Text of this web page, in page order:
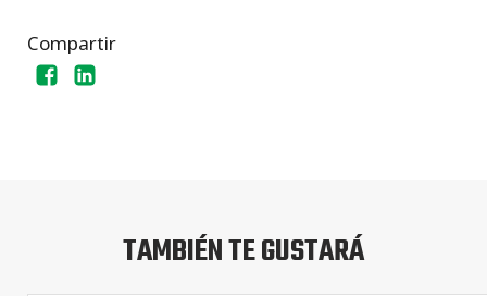
Compartir
TAMBIÉN TE GUSTARÁ